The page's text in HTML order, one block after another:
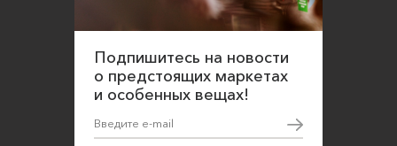
Согласие на обработку персональных данных
Подпишитесь на новости
о предстоящих маркетах
и особенных вещах!